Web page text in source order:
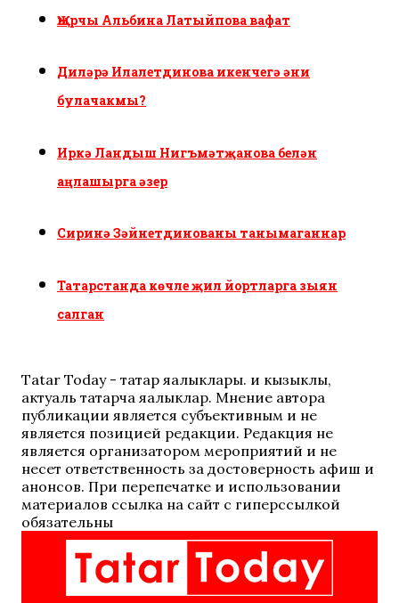
Җырчы Альбина Латыйпова вафат
Диләрә Илалетдинова икенчегә әни
булачакмы?
Иркә Ландыш Нигъмәтҗанова белән
аңлашырга әзер
Сиринә Зәйнетдинованы танымаганнар
Татарстанда көчле җил йортларга зыян
салган
Tatar Today - татар яңалыклары. иң кызыклы,
актуаль татарча яңалыклар. Мнение автора
публикации является субъективным и не
является позицией редакции. Редакция не
является организатором мероприятий и не
несет ответственность за достоверность афиш и
анонсов. При перепечатке и использовании
материалов ссылка на сайт с гиперссылкой
обязательны